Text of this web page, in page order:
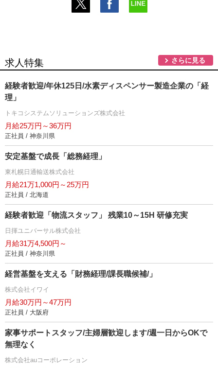
求人特集 さらに見る
経験者歓迎/年休125日/水素ディスペンサー製造企業の「経
理」
トキコシステムソリューションズ株式会社
月給25万円～36万円
正社員 / 神奈川県
安定基盤で成長「総務経理」
東札幌日通輸送株式会社
月給21万1,000円～25万円
正社員 / 北海道
経験者歓迎「物流スタッフ」 残業10～15H 研修充実
日揮ユニバーサル株式会社
月給31万4,500円～
正社員 / 神奈川県
経営基盤を支える「財務経理/課長職候補/」
株式会社イワイ
月給30万円～47万円
正社員 / 大阪府
家事サポートスタッフ/主婦層歓迎します/週一日からOKで
無理なく
株式会社auコーポレーション